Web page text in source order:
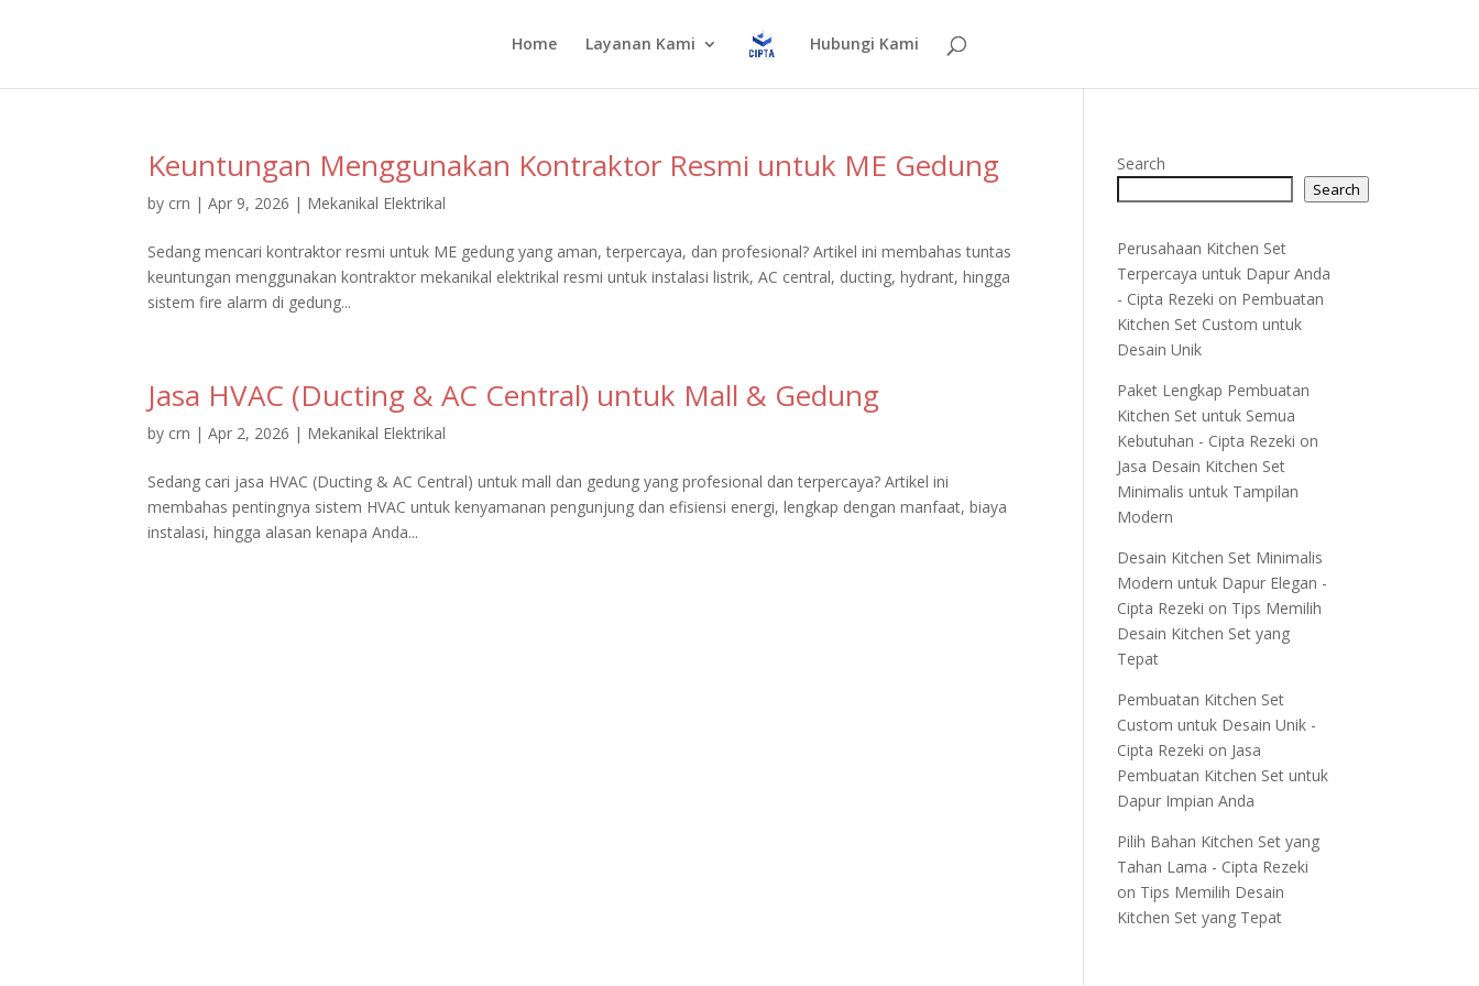
Home Layanan Kami Hubungi Kami
Keuntungan Menggunakan Kontraktor Resmi untuk ME Gedung
by crn |Apr 9, 2026 | Mekanikal Elektrikal
Sedang mencari kontraktor resmi untuk ME gedung yang aman, terpercaya, dan profesional? Artikel ini membahas tuntas
keuntungan menggunakan kontraktor mekanikal elektrikal resmi untuk instalasi listrik, AC central, ducting, hydrant, hingga
sistem fire alarm di gedung...
Jasa HVAC (Ducting & AC Central) untuk Mall & Gedung
by crn |Apr 2, 2026 | Mekanikal Elektrikal
Sedang cari jasa HVAC (Ducting & AC Central) untuk mall dan gedung yang profesional dan terpercaya? Artikel ini
membahas pentingnya sistem HVAC untuk kenyamanan pengunjung dan efisiensi energi, lengkap dengan manfaat, biaya
instalasi, hingga alasan kenapa Anda...
Search
Search
Perusahaan Kitchen Set
Terpercaya untuk Dapur Anda
- Cipta Rezeki on Pembuatan
Kitchen Set Custom untuk
Desain Unik
Paket Lengkap Pembuatan
Kitchen Set untuk Semua
Kebutuhan - Cipta Rezeki on
Jasa Desain Kitchen Set
Minimalis untuk Tampilan
Modern
Desain Kitchen Set Minimalis
Modern untuk Dapur Elegan -
Cipta Rezeki on Tips Memilih
Desain Kitchen Set yang
Tepat
Pembuatan Kitchen Set
Custom untuk Desain Unik -
Cipta Rezeki on Jasa
Pembuatan Kitchen Set untuk
Dapur Impian Anda
Pilih Bahan Kitchen Set yang
Tahan Lama - Cipta Rezeki
on Tips Memilih Desain
Kitchen Set yang Tepat